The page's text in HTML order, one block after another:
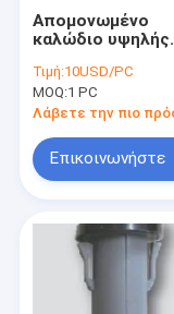
Τεχνικά
Από γραφίτη
machinable
κεραμική
Πυρίμαχο υλικό
Απομονωμένο
καλώδιο υψηλής
υψηλής τάσης
Τιμή:10USD/PC
MOQ:1 PC
Λάβετε την πιο
Επικοινωνήστε